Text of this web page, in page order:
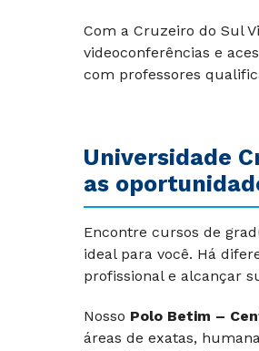
Com a Cruzeiro do Sul
videoconferências e
com professores
Universidade
as
Encontre cursos de
ideal para você. Há
profissional e alcançar
Nosso Polo Betim –
áreas de exatas,